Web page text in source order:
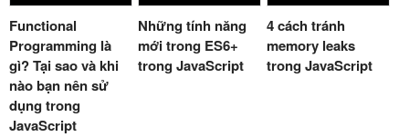
Functional
Programming là
gì? Tại sao và khi
nào bạn nên sử
dụng trong
JavaScript
Những tính năng
mới trong ES6+
trong JavaScript
4 cách tránh
memory leaks
trong JavaScript